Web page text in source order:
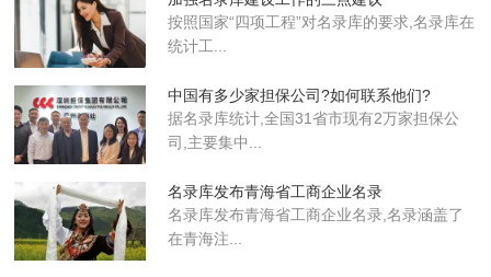
按照国家“四项工程”对名录库的要求,名录库在
统计工...
中国有多少家担保公司?如何联系他们?
据名录库统计,全国31省市现有2万家担保公
司,主要集中...
名录库发布青海省工商企业名录
名录库​发布青海省工商企业名录,名录涵盖了
在青海注...